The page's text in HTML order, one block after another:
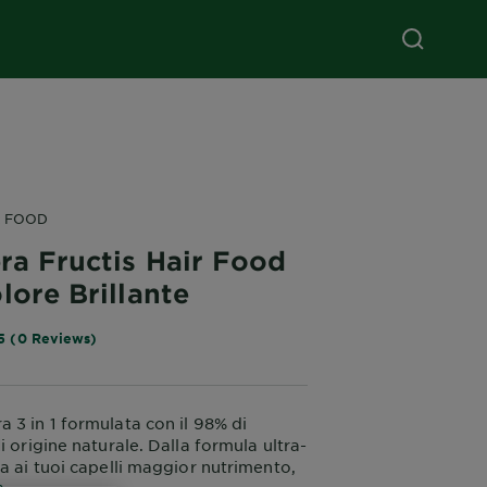
FOOD
Fructis Hair Food
Brillante
(0 Reviews)
3 in 1 formulata con il 98% di
origine naturale. Dalla formula ultra-
ai tuoi capelli maggior nutrimento,